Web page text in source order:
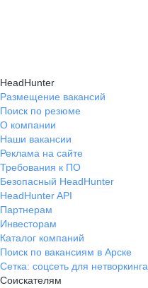
HeadHunter
Размещение вакансий
Поиск по резюме
О компании
Наши вакансии
Реклама на сайте
Требования к ПО
Безопасный HeadHunter
HeadHunter API
Партнерам
Инвесторам
Каталог компаний
Поиск по вакансиям в Арске
Сетка: соцсеть для нетворкинга
Соискателям